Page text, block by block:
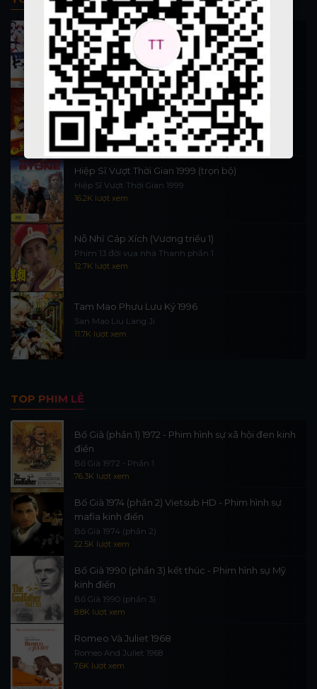
Thi Công Kỳ Án 1997
施公奇案 1997
90K lượt xem
Thần Tài Đến 1999
Thần Tài Truyền Kỳ 1999
16.5K lượt xem
Hiệp Sĩ Vượt Thời Gian 1999 (trọn bộ)
Hiệp Sĩ Vượt Thời Gian 1999
16.2K lượt xem
Nỗ Nhĩ Cáp Xích (Vương triều 1)
Phim 13 đời vua nhà Thanh phần 1
12.7K lượt xem
Tam Mao Phưu Lưu Ký 1996
San Mao Liu Lang Ji
11.7K lượt xem
TOP PHIM LẺ
Bố Già (phần 1) 1972 - Phim hình sự xã hội đen kinh
điển
Bố Già 1972 - Phần 1
76.3K lượt xem
Bố Già 1974 (phần 2) Vietsub HD - Phim hình sự
mafia kinh điển
Bố Già 1974 (phần 2)
22.5K lượt xem
Bố Già 1990 (phần 3) kết thúc - Phim hình sự Mỹ
kinh điển
Bố Già 1990 (phần 3)
8.8K lượt xem
Romeo Và Juliet 1968
Romeo And Juliet 1968
7.6K lượt xem